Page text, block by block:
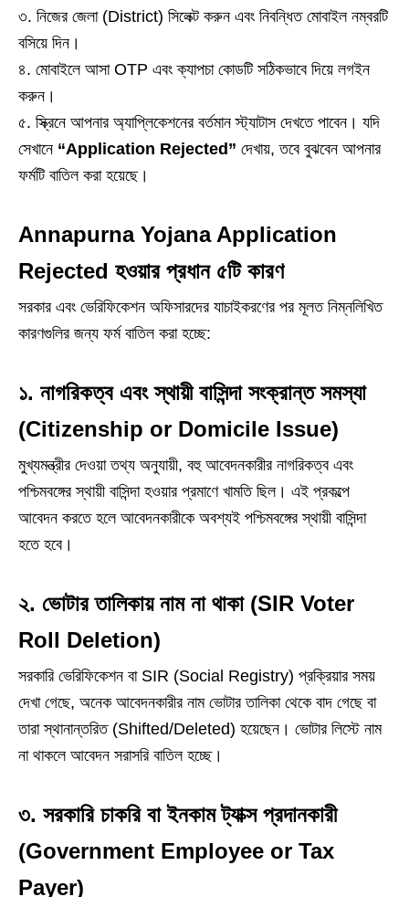
৩. নিজের জেলা (District) সিলেক্ট করুন এবং নিবন্ধিত মোবাইল নম্বরটি
বসিয়ে দিন।
৪. মোবাইলে আসা OTP এবং ক্যাপচা কোডটি সঠিকভাবে দিয়ে লগইন
করুন।
৫. স্ক্রিনে আপনার অ্যাপ্লিকেশনের বর্তমান স্ট্যাটাস দেখতে পাবেন। যদি
সেখানে “Application Rejected” দেখায়, তবে বুঝবেন আপনার
ফর্মটি বাতিল করা হয়েছে।
Annapurna Yojana Application
Rejected হওয়ার প্রধান ৫টি কারণ
সরকার এবং ভেরিফিকেশন অফিসারদের যাচাইকরণের পর মূলত নিম্নলিখিত
কারণগুলির জন্য ফর্ম বাতিল করা হচ্ছে:
১. নাগরিকত্ব এবং স্থায়ী বাসিন্দা সংক্রান্ত সমস্যা
(Citizenship or Domicile Issue)
মুখ্যমন্ত্রীর দেওয়া তথ্য অনুযায়ী, বহু আবেদনকারীর নাগরিকত্ব এবং
পশ্চিমবঙ্গের স্থায়ী বাসিন্দা হওয়ার প্রমাণে খামতি ছিল। এই প্রকল্পে
আবেদন করতে হলে আবেদনকারীকে অবশ্যই পশ্চিমবঙ্গের স্থায়ী বাসিন্দা
হতে হবে।
২. ভোটার তালিকায় নাম না থাকা (SIR Voter
Roll Deletion)
সরকারি ভেরিফিকেশন বা SIR (Social Registry) প্রক্রিয়ার সময়
দেখা গেছে, অনেক আবেদনকারীর নাম ভোটার তালিকা থেকে বাদ গেছে বা
তারা স্থানান্তরিত (Shifted/Deleted) হয়েছেন। ভোটার লিস্টে নাম
না থাকলে আবেদন সরাসরি বাতিল হচ্ছে।
৩. সরকারি চাকরি বা ইনকাম ট্যাক্স প্রদানকারী
(Government Employee or Tax
Payer)